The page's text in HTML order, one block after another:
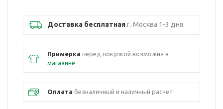
Доставка бесплатнаяг. Москва 1-3 дня.
Примерка перед покупкой возможна в
магазине
Оплата безналичный и наличный расчет